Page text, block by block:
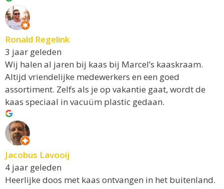
Ronald Regelink
3 jaar geleden
Wij halen al jaren bij kaas bij Marcel’s kaaskraam.
Altijd vriendelijke medewerkers en een goed
assortiment. Zelfs als je op vakantie gaat, wordt de
kaas speciaal in vacuüm plastic gedaan.
Jacobus Lavooij
4 jaar geleden
Heerlijke doos met kaas ontvangen in het buitenland.